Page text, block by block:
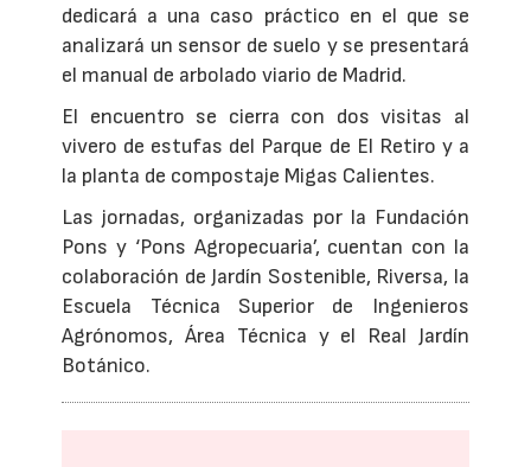
dedicará a una caso práctico en el que se
analizará un sensor de suelo y se presentará
el manual de arbolado viario de Madrid.
El encuentro se cierra con dos visitas al
vivero de estufas del Parque de El Retiro y a
la planta de compostaje Migas Calientes.
Las jornadas, organizadas por la Fundación
Pons y ‘Pons Agropecuaria’, cuentan con la
colaboración de Jardín Sostenible, Riversa, la
Escuela Técnica Superior de Ingenieros
Agrónomos, Área Técnica y el Real Jardín
Botánico.